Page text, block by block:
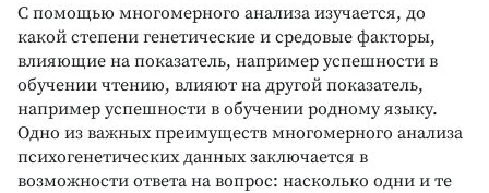
С помощью многомерного анализа изучается, до
какой степени генетические и средовые факторы,
влияющие на показатель, например успешности в
обучении чтению, влияют на другой показатель,
например успешности в обучении родному языку.
Одно из важных преимуществ многомерного анализа
психогенетических данных заключается в
возможности ответа на вопрос: насколько одни и те